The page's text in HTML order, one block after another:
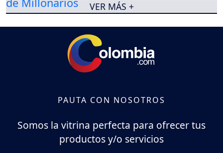
VER MÁS +
PAUTA CON NOSOTROS
Somos la vitrina perfecta para ofrecer tus
productos y/o servicios